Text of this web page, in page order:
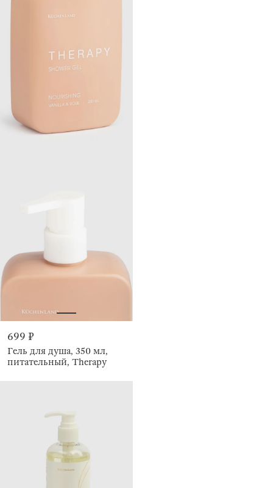
699 ₽
Гель для душа, 350 мл,
питательный, Therapy